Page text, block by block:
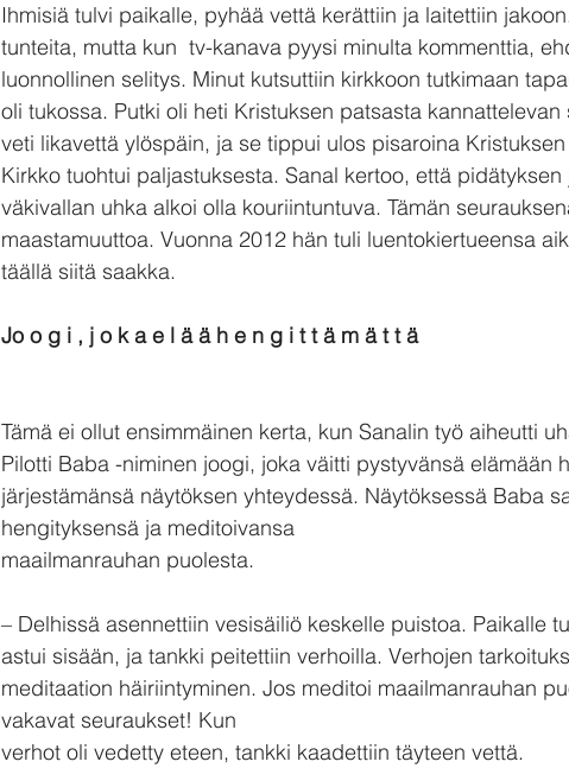
Ihmisiä tulvi paikalle, pyhää vettä kerättiin ja laitettiin
tunteita, mutta kun  tv-kanava pyysi minulta kommenttia,
luonnollinen selitys. Minut kutsuttiin kirkkoon tutkimaan
oli tukossa. Putki oli heti Kristuksen patsasta
veti likavettä ylöspäin, ja se tippui ulos pisaroina
Kirkko tuohtui paljastuksesta. Sanal kertoo, että
väkivallan uhka alkoi olla kouriintuntuva. Tämän
maastamuuttoa. Vuonna 2012 hän tuli luentokiertueensa
täällä siitä saakka.
Jo o g i , j o k a e l ä ä h e n g i t t ä m ä t t ä
Tämä ei ollut ensimmäinen kerta, kun Sanalin työ aiheutti
Pilotti Baba -niminen joogi, joka väitti pystyvänsä elämään
järjestämänsä näytöksen yhteydessä. Näytöksessä Baba
hengityksensä ja meditoivansa
maailmanrauhan puolesta.
– Delhissä asennettiin vesisäiliö keskelle puistoa. Paikalle
astui sisään, ja tankki peitettiin verhoilla. Verhojen
meditaation häiriintyminen. Jos meditoi maailmanrauhan
vakavat seuraukset! Kun
verhot oli vedetty eteen, tankki kaadettiin täyteen vettä.